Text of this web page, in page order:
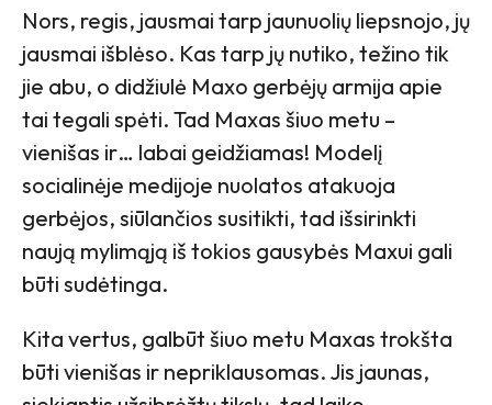
Nors, regis, jausmai tarp jaunuolių liepsnojo, jų
jausmai išblėso. Kas tarp jų nutiko, težino tik
jie abu, o didžiulė Maxo gerbėjų armija apie
tai tegali spėti. Tad Maxas šiuo metu –
vienišas ir… labai geidžiamas! Modelį
socialinėje medijoje nuolatos atakuoja
gerbėjos, siūlančios susitikti, tad išsirinkti
naują mylimąją iš tokios gausybės Maxui gali
būti sudėtinga.
Kita vertus, galbūt šiuo metu Maxas trokšta
būti vienišas ir nepriklausomas. Jis jaunas,